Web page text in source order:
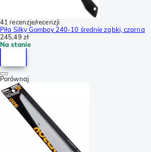
41 recenzje/recenzji
Piła Silky Gomboy 240-10 średnie ząbki, czarna
245,49 zł
Na stanie
Porównaj